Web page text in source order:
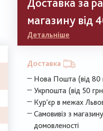
магазину від
Детальніше
Доставка
Нова Пошта (від 80
Укрпошта (від 50
Кур'єр в межах
Самовивіз з
домовленості